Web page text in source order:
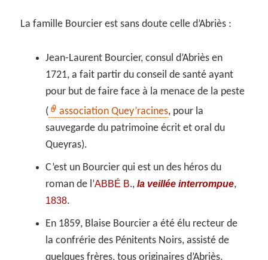
La famille Bourcier est sans doute celle d’Abriès :
Jean-Laurent Bourcier, consul d’Abriès en
1721, a fait partir du conseil de santé ayant
pour but de faire face à la menace de la peste
(
association Quey’racines, pour la
sauvegarde du patrimoine écrit et oral du
Queyras).
C’est un Bourcier qui est un des héros du
roman de l’ABBÉ B. ,la veillée interrompue,
1838.
En 1859, Blaise Bourcier a été élu recteur de
la confrérie des Pénitents Noirs, assisté de
quelques frères, tous originaires d’Abriès.